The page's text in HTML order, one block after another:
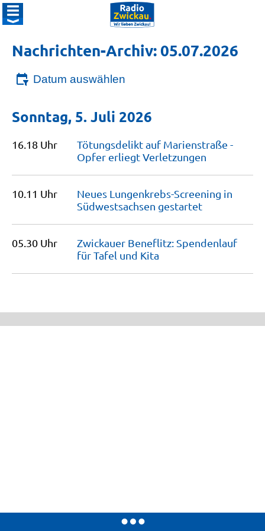
Nachrichten-Archiv: 05.07.2026
Datum auswählen
Sonntag, 5. Juli 2026
16.18 Uhr
Tötungsdelikt auf Marienstraße -
Opfer erliegtVerletzungen
10.11 Uhr
Neues Lungenkrebs-Screening in
Südwestsachsen gestartet
05.30 Uhr
Zwickauer Beneflitz: Spendenlauf
für Tafel und Kita